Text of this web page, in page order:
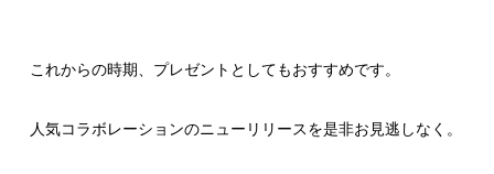
これからの時期、プレゼントとしてもおすすめです。
人気コラボレーションのニューリリースを是非お見逃しなく。